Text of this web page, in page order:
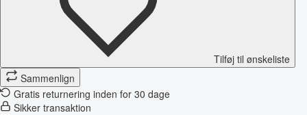
Tilføj til ønskeliste
Sammenlign
Gratis returnering inden for 30 dage
Sikker transaktion